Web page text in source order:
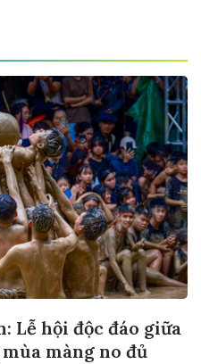
Lễ hội độc đáo giữa
màng no đủ